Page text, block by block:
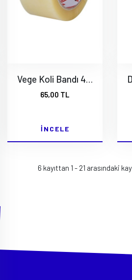
Vege Koli Bandı 45x100 Metre Şeffaf Gergedan Koli Bandı 1 Adet
65,00 TL
İNCELE
6 kayıttan 1 - 21 arasındaki